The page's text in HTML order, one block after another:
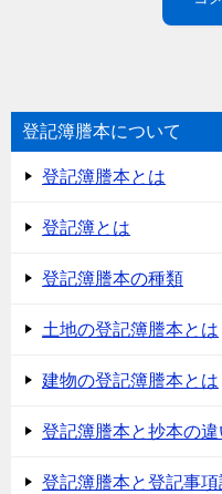
登記簿謄本について
登記簿謄本とは
登記簿とは
登記簿謄本の種類
土地の登記簿謄本とは
建物の登記簿謄本とは
登記簿謄本と抄本の違
登記簿謄本と登記事